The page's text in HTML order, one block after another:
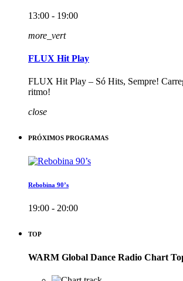
13:00 - 19:00
more_vert
FLUX Hit Play
FLUX Hit Play – Só Hits, Sempre!
ritmo!
close
PRÓXIMOS PROGRAMAS
Rebobina 90’s
19:00 - 20:00
TOP
WARM Global Dance Radio Chart